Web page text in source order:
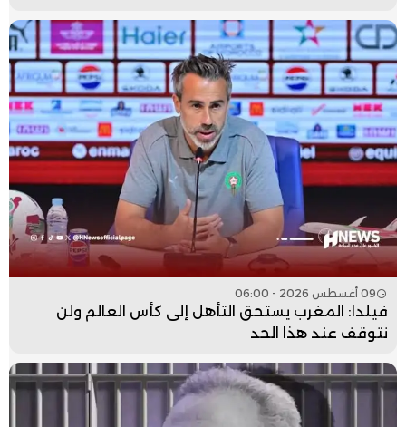
09 أغسطس 2026 - 06:00
فيلدا: المغرب يستحق التأهل إلى كأس العالم ولن
نتوقف عند هذا الحد